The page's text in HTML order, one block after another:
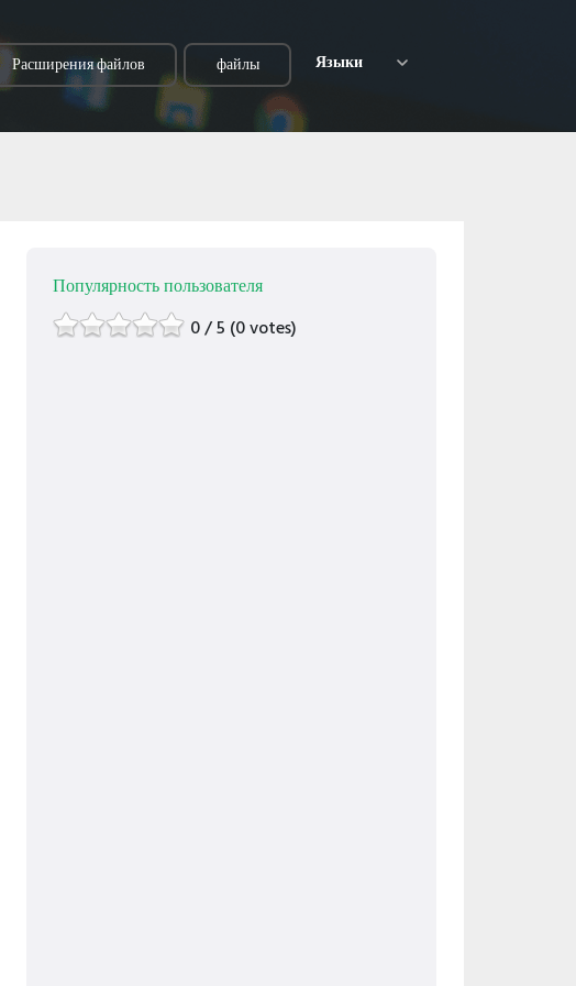
Расширения файлов файлы Языки
Популярность пользователя
0 / 5 (0 votes)